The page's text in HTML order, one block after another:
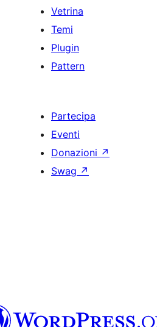
Vetrina
Temi
Plugin
Pattern
Partecipa
Eventi
Donazioni ↗
Swag ↗